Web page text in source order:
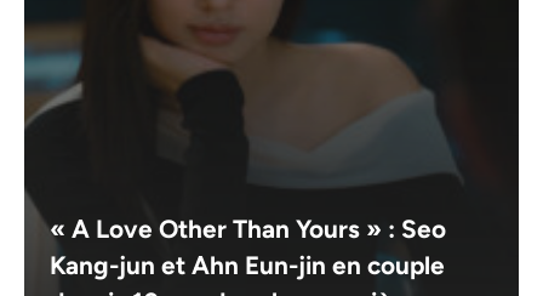
« A Love Other Than Yours » : Seo
Kang-jun et Ahn Eun-jin en couple